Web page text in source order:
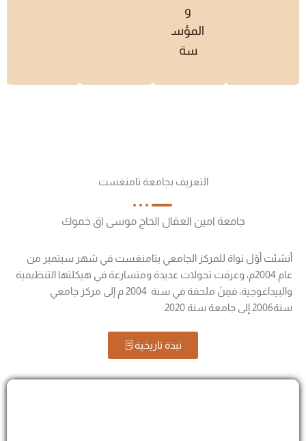
و
المؤس
سة
التعريف بجامعة تامنغست
جامعة امين العقال الحاج موسى اق خموك
أنشئت أوّل نواة للمركز الجامعي بتامنغست في شهر سبتمبر من
عام 2004م، وعرفت تحولات عديدة ومتسارعة في هيكلتها التنظيمية
والبيداغوجية، فمِنْ ملحقة في سنة 2004 م إلى مركز جامعي
سنة2006 إلى جامعة سنة 2020
نبذة تاريخية